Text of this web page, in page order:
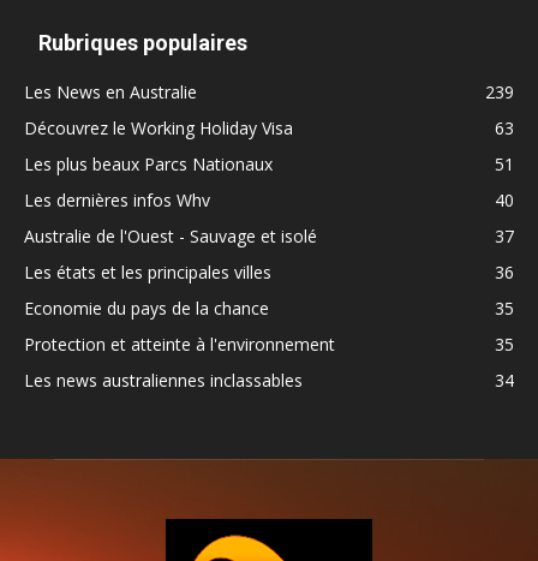
Rubriques populaires
Les News en Australie
239
Découvrez le Working Holiday Visa
63
Les plus beaux Parcs Nationaux
51
Les dernières infos Whv
40
Australie de l'Ouest - Sauvage et isolé
37
Les états et les principales villes
36
Economie du pays de la chance
35
Protection et atteinte à l'environnement
35
Les news australiennes inclassables
34